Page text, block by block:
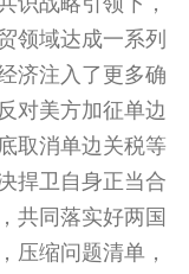
领域达成一系列
济注入了更多确
对美方加征单边
取消单边关税等
捍卫自身正当合
共同落实好两国
压缩问题清单，